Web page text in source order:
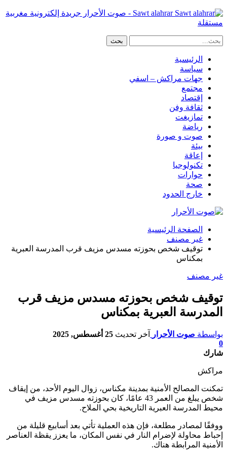
Sawt alahrar - صوت الأحرار جريدة إلكترونية مغربية
مستقلة
الرئيسية
سياسة
جهات مراكش – اسفي
مجتمع
إقتصاد
ثقافة وفن
تمازيغت
رياضة
صوت و صورة
بيئة
إعاقة
تكنولوجيا
حوارات
صحة
خارج الحدود
الصفحة الرئيسية
غير مصنف
توقيف شخص بحوزته مسدس مزيف قرب المدرسة العبرية
بمكناس
غير مصنف
توقيف شخص بحوزته مسدس مزيف قرب
المدرسة العبرية بمكناس
بواسطة صوت الأحرار آخر تحديث 25 أغسطس, 2025
0
شارك
مراكش
تمكنت المصالح الأمنية بمدينة مكناس، زوال اليوم الأحد، من إيقاف
شخص يبلغ من العمر 43 عامًا، كان بحوزته مسدس مزيف في
محيط المدرسة العبرية التاريخية بحي الملاح.
ووفقًا لمصادر مطلعة، فإن هذه العملية تأتي بعد أسابيع قليلة من
إحباط محاولة لإضرام النار في نفس المكان، ما يعزز يقظة العناصر
الأمنية المرابطة هناك.